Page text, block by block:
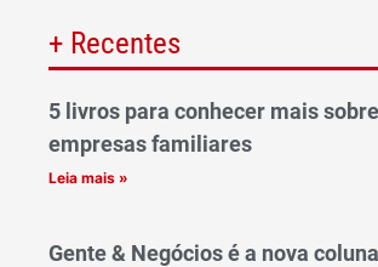
+ Recentes
5 livros para conhecer mais
empresas familiares
Leia mais »
Gente & Negócios é a nova